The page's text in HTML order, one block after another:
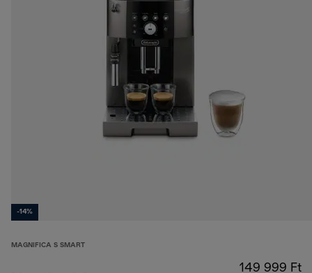
-14%
MAGNIFICA S SMART
149 999 Ft